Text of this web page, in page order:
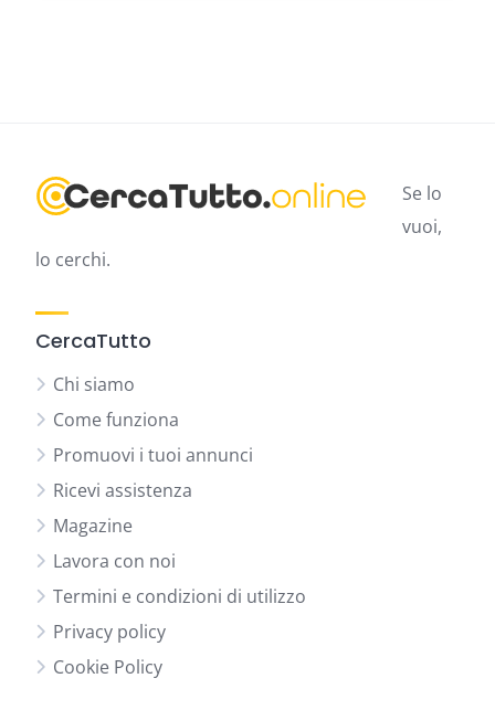
Se lo
vuoi,
lo cerchi.
CercaTutto
Chi siamo
Come funziona
Promuovi i tuoi annunci
Ricevi assistenza
Magazine
Lavora con noi
Termini e condizioni di utilizzo
Privacy policy
Cookie Policy